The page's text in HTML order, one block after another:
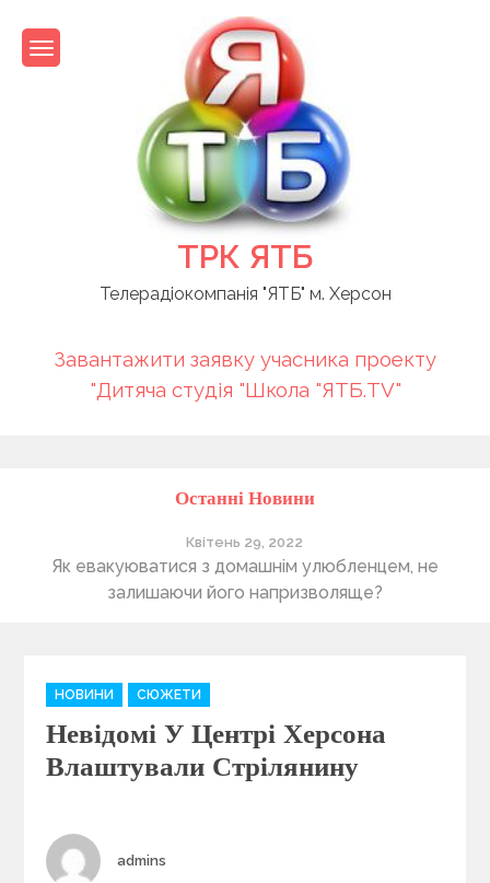
content
ТРК ЯТБ
Телерадіокомпанія "ЯТБ" м. Херсон
Завантажити заявку учасника проекту
"Дитяча студія "Школа "ЯТБ.TV"
Останні Новини
Квітень 29, 2022
Як евакуюватися з домашнім улюбленцем, не
залишаючи його напризволяще?
C
a
e
g
i
e
НОВИНИ СЮЖЕТИ
Невідомі У Центрі Херсона
Влаштували Стрілянину
Author
admins